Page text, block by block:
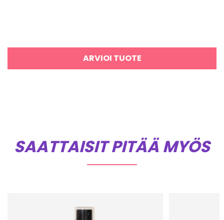
ARVIOI TUOTE
SAATTAISIT PITÄÄ MYÖS